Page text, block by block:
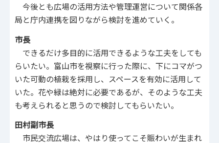
今後とも広場の活用方法や管理運営について関係各
局と庁内連携を図りながら検討を進めていく。
市長
できるだけ多目的に活用できるような工夫をしても
らいたい。富山市を視察に行った際に、下にコマがつ
いた可動の植栽を採用し、スペースを有効に活用して
いた。花や緑は絶対に必要であるが、そのような工夫
も考えられると思うので検討してもらいたい。
田村副市長
市民交流広場は、やはり使ってこそ賑わいが生まれ